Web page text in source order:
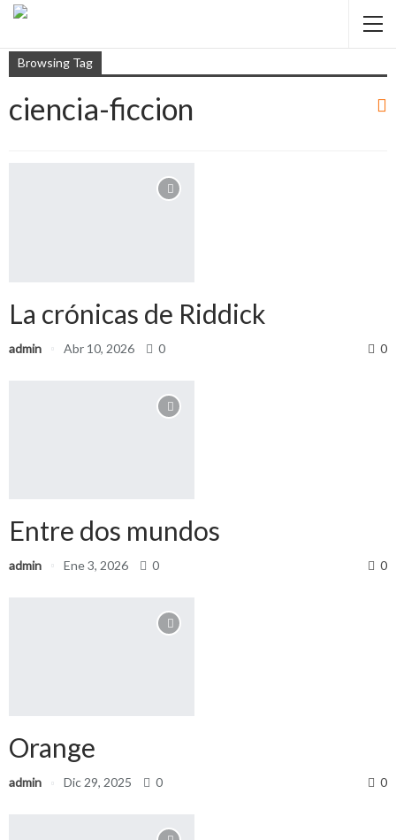
Browsing Tag
ciencia-ficcion
La crónicas de Riddick
admin Abr 10, 2026 0 0
Entre dos mundos
admin Ene 3, 2026 0 0
Orange
admin Dic 29, 2025 0 0